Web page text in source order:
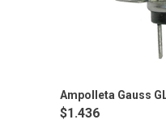
Ampolleta Gauss
$1.436